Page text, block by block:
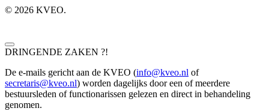
© 2026 KVEO.
DRINGENDE ZAKEN ?!
De e-mails gericht aan de KVEO (info@kveo.nl of
secretaris@kveo.nl) worden dagelijks door een of meerdere
bestuursleden of functionarissen gelezen en direct in behandeling
genomen.